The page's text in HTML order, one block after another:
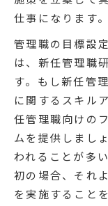
仕事になります。
管理職の目標設
は、新任管理職
す。もし新任管
に関するスキル
任管理職向けの
ムを提供しまし
われることが多
初の場合、それ
を実施すること